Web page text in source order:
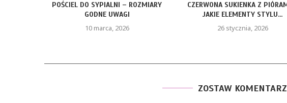
POŚCIEL DO SYPIALNI – ROZMIARY
GODNE UWAGI
10 marca, 2026
CZERWONA SUKIENKA Z PIÓRAMI –
JAKIE ELEMENTY STYLU...
26 stycznia, 2026
ZOSTAW KOMENTARZ